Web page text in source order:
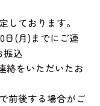
しております。
日(月)までにご連
振込
絡をいただいたお
前後する場合がご